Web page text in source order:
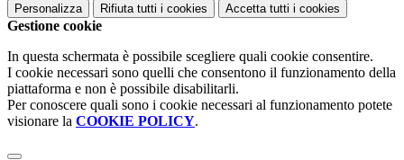
Personalizza Rifiuta tutti i cookies Accetta tutti i cookies
Gestione cookie
In questa schermata è possibile scegliere quali cookie consentire.
I cookie necessari sono quelli che consentono il funzionamento della
piattaforma e non è possibile disabilitarli.
Per conoscere quali sono i cookie necessari al funzionamento potete
visionare la COOKIE POLICY.